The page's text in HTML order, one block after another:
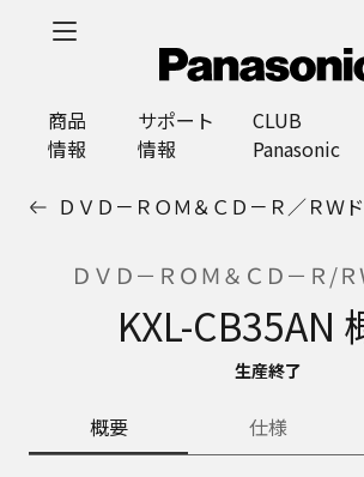
商品
情報
サポート
情報
CLUB
Panasonic
ＤＶＤ－ＲＯＭ＆ＣＤ－Ｒ／ＲＷ
ＤＶＤ－ＲＯＭ＆ＣＤ－Ｒ/
KXL-CB35AN
生産終了
概要 仕様